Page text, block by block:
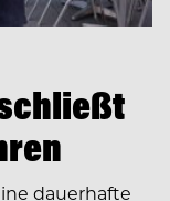
dauerhafte